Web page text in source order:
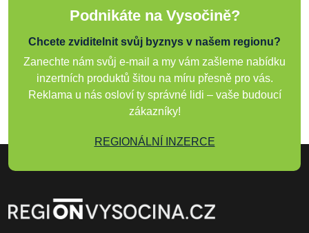
Podnikáte na Vysočině?
Chcete zviditelnit svůj byznys v našem regionu?
Zanechte nám svůj e-mail a my vám zašleme nabídku
inzertních produktů šitou na míru přesně pro vás.
Reklama u nás osloví ty správné lidi – vaše budoucí
zákazníky!
REGIONÁLNÍ INZERCE